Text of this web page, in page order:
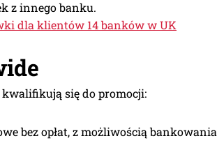
z innego banku.
dla klientów 14 banków w UK
się do promocji:
bez opłat, z możliwością bankowania